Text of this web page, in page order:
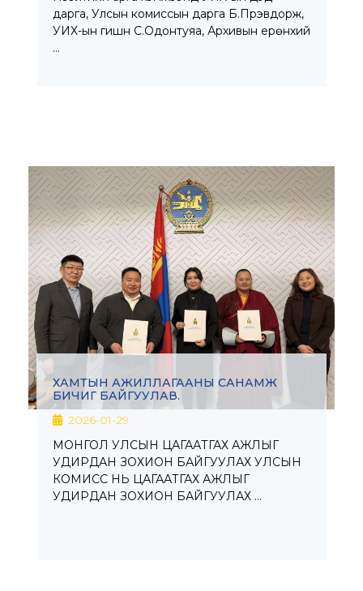
дарга, Улсын комиссын дарга Б.Пүрэвдорж,
УИХ-ын гишүүн С.Одонтуяа, Архивын ерөнхий
…
ХАМТЫН АЖИЛЛАГААНЫ САНАМЖ
БИЧИГ БАЙГУУЛАВ.
2026-01-29
МОНГОЛ УЛСЫН ЦАГААТГАХ АЖЛЫГ
УДИРДАН ЗОХИОН БАЙГУУЛАХ УЛСЫН
КОМИСС НЬ ЦАГААТГАХ АЖЛЫГ
УДИРДАН ЗОХИОН БАЙГУУЛАХ …